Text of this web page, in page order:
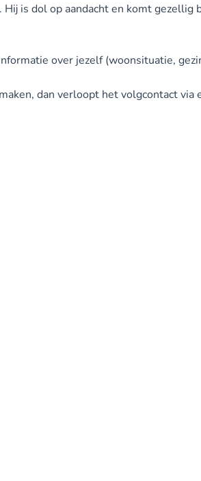
is dol op aandacht en komt gezellig
over jezelf (woonsituatie,
dan verloopt het volgcontact via